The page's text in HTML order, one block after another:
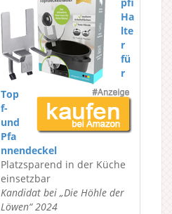
Ha
lte
r
fü
r
Top
f-
und
Pfa
nnendeckel
Platzsparend in der Küche
einsetzbar
Kandidat bei „Die Höhle der
Löwen“ 2024